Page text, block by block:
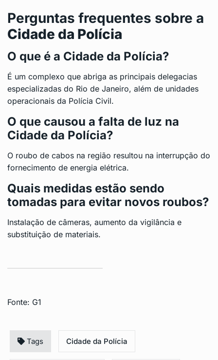
Perguntas frequentes sobre a
Cidade da Polícia
O que é a Cidade da Polícia?
É um complexo que abriga as principais delegacias
especializadas do Rio de Janeiro, além de unidades
operacionais da Polícia Civil.
O que causou a falta de luz na
Cidade da Polícia?
O roubo de cabos na região resultou na interrupção do
fornecimento de energia elétrica.
Quais medidas estão sendo
tomadas para evitar novos roubos?
Instalação de câmeras, aumento da vigilância e
substituição de materiais.
Fonte: G1
Tags Cidade da Polícia